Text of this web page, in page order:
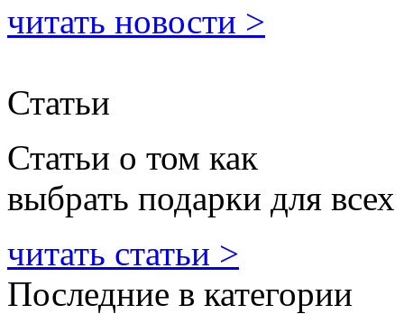
читать новости >
Статьи
Статьи о том как
выбрать подарки для всех
читать статьи >
Последние в категории